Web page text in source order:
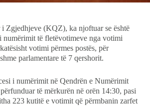
Zgjedhjeve (KQZ), ka njoftuar se është
numërimit të fletëvotimeve nga votimi
votimi përmes postës, për
parlamentare të 7 qershorit.
i numërimit në Qendrën e Numërimit
të mërkurën në orën 14:30, pasi
223 kutitë e votimit që përmbanin zarfet